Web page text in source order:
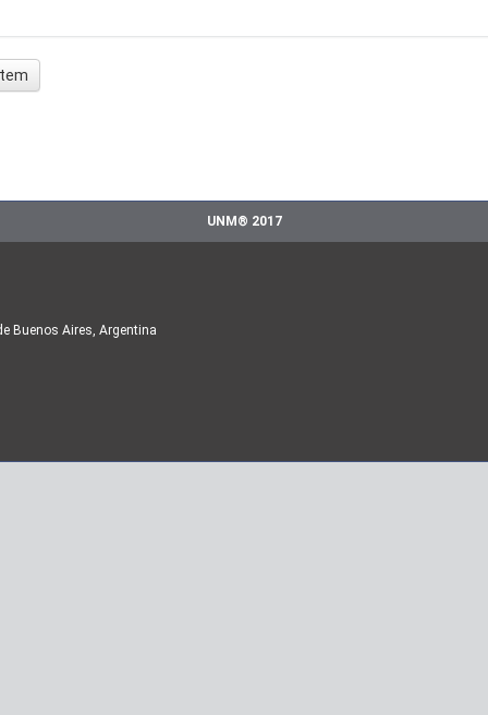
UNM® 2017
Buenos Aires, Argentina